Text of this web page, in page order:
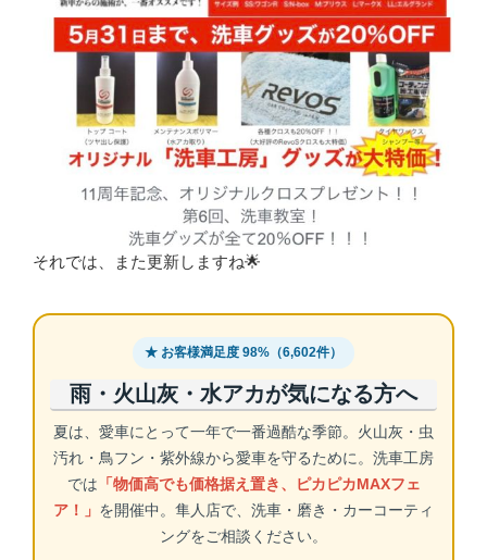
それでは、また更新しますね🌟
★ お客様満足度 98%（6,602件）
雨・火山灰・水アカが気になる方へ
夏は、愛車にとって一年で一番過酷な季節。火山灰・虫
汚れ・鳥フン・紫外線から愛車を守るために。洗車工房
では 「物価高でも価格据え置き、ピカピカMAXフェ
ア！」 を開催中。隼人店で、洗車・磨き・カーコーティ
ングをご相談ください。